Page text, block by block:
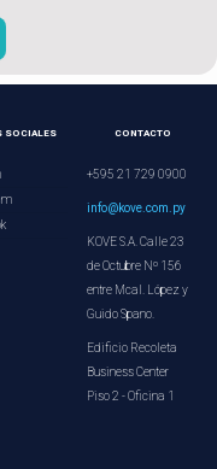
SOCIALES CONTACTO
+595 21 729 0900
info@kove.com.py
KOVE S.A. Calle 23
de Octubre Nº 156
entre Mcal. López y
Guido Spano.
Edificio Recoleta
Business Center
Piso 2 - Oficina 1